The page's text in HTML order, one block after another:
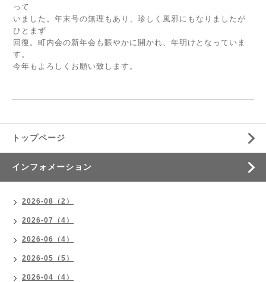
って
いました。年末号の無理もあり、珍しく風邪にもなりましたが
ひとまず
回復。町内会の新年会も賑やかに開かれ、年明けとなっていま
す。
今年もよろしくお願い致します。
トップページ
インフォメーション
2026-08（2）
2026-07（4）
2026-06（4）
2026-05（5）
2026-04（4）